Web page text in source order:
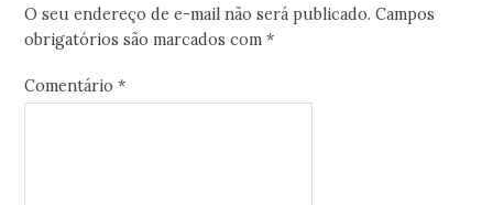
O seu endereço de e-mail não será publicado. Campos
obrigatórios são marcados com*
Comentário*